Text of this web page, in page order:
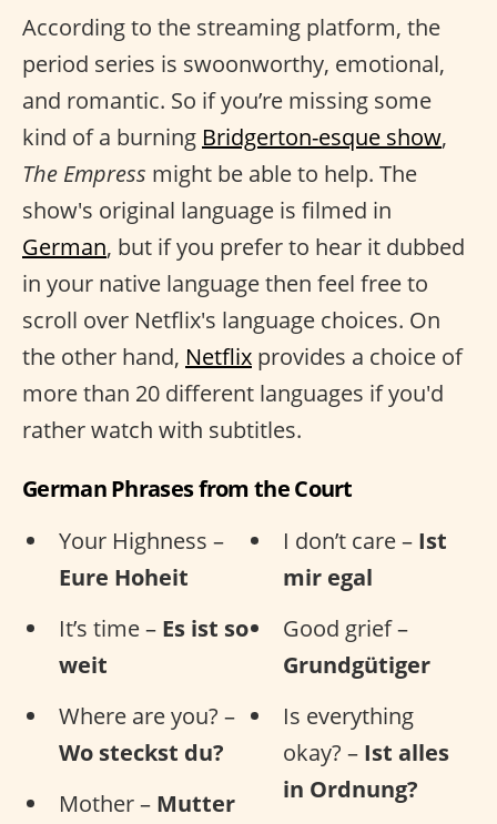
According to the streaming platform, the
period series is swoonworthy, emotional,
and romantic. So if you’re missing some
kind of a burning Bridgerton-esque show,
The Empress might be able to help. The
show's original language is filmed in
German, but if you prefer to hear it dubbed
in your native language then feel free to
scroll over Netflix's language choices. On
the other hand, Netflix provides a choice of
more than 20 different languages if you'd
rather watch with subtitles.
German Phrases from the Court
Your Highness –
Eure Hoheit
It’s time – Es ist so
weit
Where are you? –
Wo steckst du?
Mother – Mutter
I don’t care – Ist
mir egal
Good grief –
Grundgütiger
Is everything
okay? – Ist alles
in Ordnung?